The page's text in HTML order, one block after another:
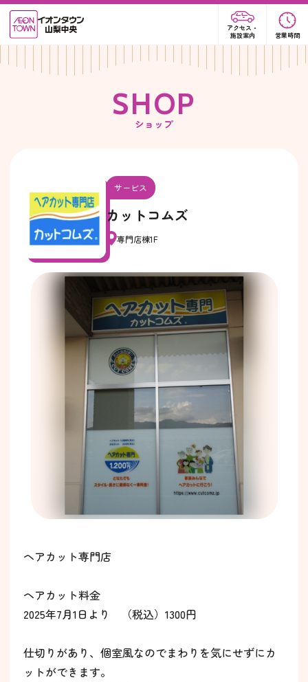
アクセス・
施設案内
営業時間
SHOP
ショップ
サービス
カットコムズ
専門店棟1F
ヘアカット専門店
ヘアカット料金
2025年7月1日より （税込）1300円
仕切りがあり、個室風なのでまわりを気にせずにカ
ットができます。